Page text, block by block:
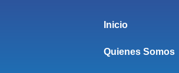
Inicio
Quienes Somos